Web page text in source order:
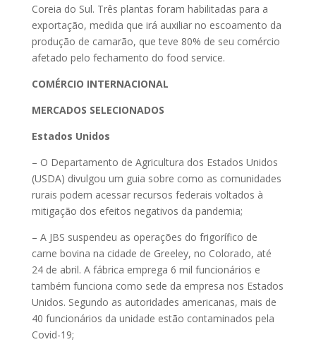
Coreia do Sul. Três plantas foram habilitadas para a
exportação, medida que irá auxiliar no escoamento da
produção de camarão, que teve 80% de seu comércio
afetado pelo fechamento do food service.
COMÉRCIO INTERNACIONAL
MERCADOS SELECIONADOS
Estados Unidos
– O Departamento de Agricultura dos Estados Unidos
(USDA) divulgou um guia sobre como as comunidades
rurais podem acessar recursos federais voltados à
mitigação dos efeitos negativos da pandemia;
– A JBS suspendeu as operações do frigorífico de
carne bovina na cidade de Greeley, no Colorado, até
24 de abril. A fábrica emprega 6 mil funcionários e
também funciona como sede da empresa nos Estados
Unidos. Segundo as autoridades americanas, mais de
40 funcionários da unidade estão contaminados pela
Covid-19;